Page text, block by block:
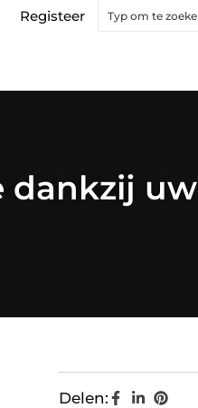
Registeer
dankzij uw
Delen: